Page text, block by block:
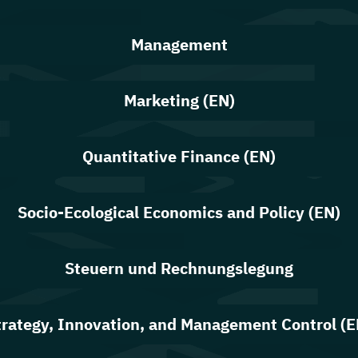
Management
Marketing (EN)
Quantitative Finance (EN)
Socio-Ecological Economics and Policy (EN)
Steuern und Rechnungslegung
Innovation, and Management Control